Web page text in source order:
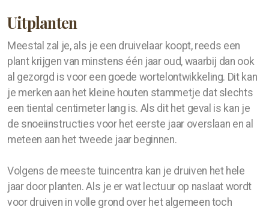
Uitplanten
Meestal zal je, als je een druivelaar koopt, reeds een
plant krijgen van minstens één jaar oud, waarbij dan ook
al gezorgd is voor een goede wortelontwikkeling. Dit kan
je merken aan het kleine houten stammetje dat slechts
een tiental centimeter lang is. Als dit het geval is kan je
de snoeiinstructies voor het eerste jaar overslaan en al
meteen aan het tweede jaar beginnen.
Volgens de meeste tuincentra kan je druiven het hele
jaar door planten. Als je er wat lectuur op naslaat wordt
voor druiven in volle grond over het algemeen toch